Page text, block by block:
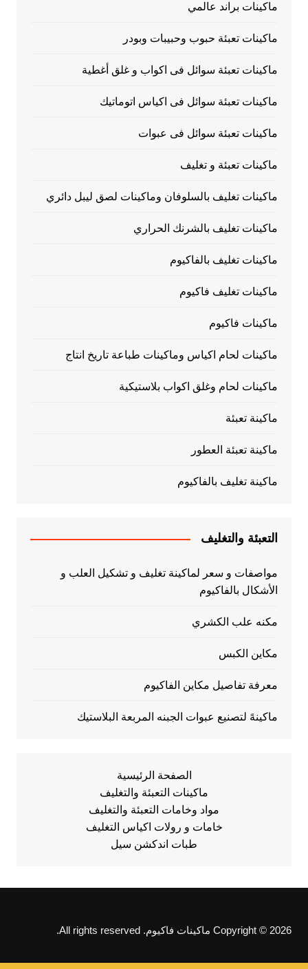
ماكينات براند عالمي
ماكينات تعبئة حبوب وحبيبات وبودر
ماكينات تعبئة سوائل فى اكواب و غلق أغطية
ماكينات تعبئة سوائل فى اكياس اتوماتيك
ماكينات تعبئة سوائل فى عبوات
ماكينات تعبئة و تغليف
ماكينات تغليف بالسلوفان وماكينات لصق ليبل دائري
ماكينات تغليف بالشرنك الحراري
ماكينات تغليف بالفاكيوم
ماكينات تغليف فاكيوم
ماكينات فاكيوم
ماكينات لحام اكياس وماكينات طباعة تاريخ انتاج
ماكينات لحام وغلق اكواب بلاستيكية
ماكينة تعبئة
ماكينة تعبئة العطور
ماكينة تغليف بالفاكيوم
التعبئة والتغليف
مواصفات و سعر لماكينة تغليف و تشكيل العلب و
الأشكال بالفاكيوم
مكنه علب الكشري
مكاين الكبس
معرفة تفاصيل مكاين الفاكيوم
ماكينهً لتصنيع عبوات الجبنه المربعة البلاستيك
الصفحة الرئيسية
ماكينات التعبئة والتغليف
مواد وخامات التعبئة والتغليف
خامات و رولات اكياس التغليف
طبات اندكشن سيل
Copyright © 2026 ماكينات فاكيوم. All rights reserved.